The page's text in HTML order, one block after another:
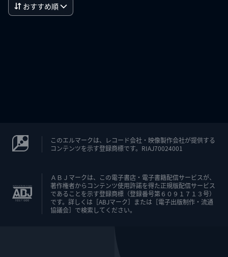
おすすめ順
このエルマークは、レコード会社・映像製作会社が提供する
コンテンツを示す登録商標です。RIAJ70024001
ＡＢＪマークは、この電子書店・電子書籍配信サービスが、
著作権者からコンテンツ使用許諾を得た正規版配信サービス
であることを示す登録商標（登録番号第６０９１７１３号）
です。詳しくは［ABJマーク］または［電子出版制作・流通
協議会］で検索してください。